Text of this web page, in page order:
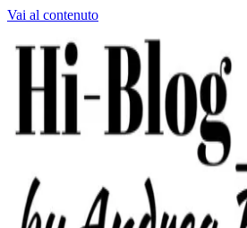
Vai al contenuto